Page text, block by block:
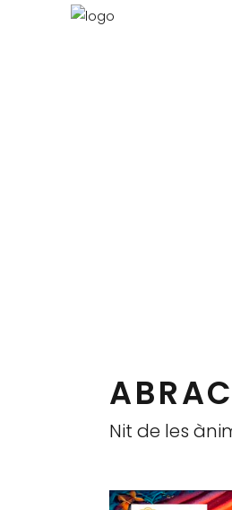
Nit de les